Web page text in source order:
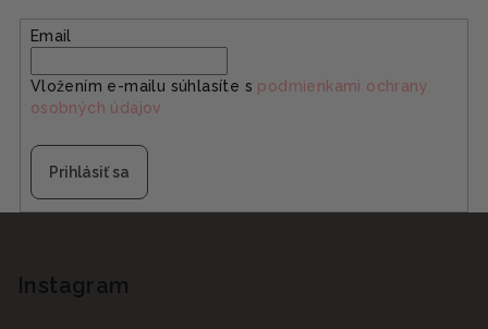
Email
Vložením e-mailu súhlasíte s podmienkami ochrany
osobných údajov
Prihlásiť sa
Instagram